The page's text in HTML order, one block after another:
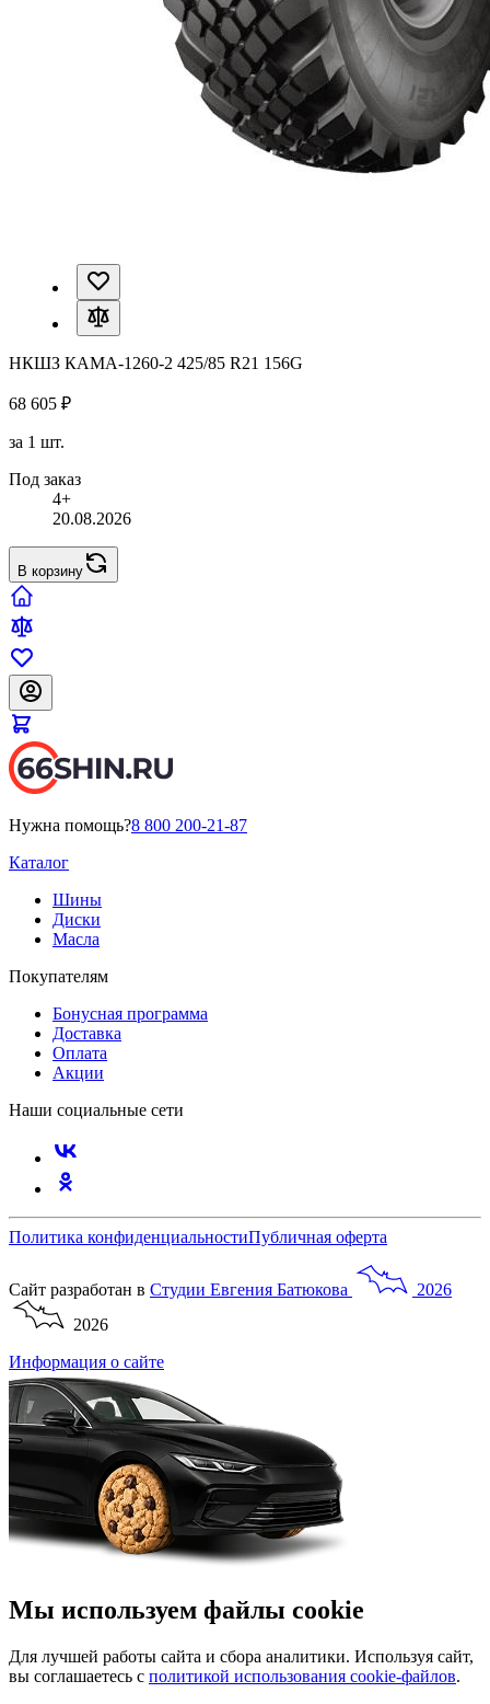
НКШЗ КАМА-1260-2 425/85 R21 156G
68 605 ₽
за 1 шт.
Под заказ
4+
20.08.2026
В корзину
Нужна помощь?8 800 200-21-87
Каталог
Шины
Диски
Масла
Покупателям
Бонусная программа
Доставка
Оплата
Акции
Наши социальные сети
Политика конфиденциальностиПубличная оферта
Сайт разработан в Студии Евгения Батюкова
2026
2026
Информация о сайте
Мы используем файлы cookie
Для лучшей работы сайта и сбора аналитики. Используя сайт,
вы соглашаетесь с политикой использования cookie-файлов.